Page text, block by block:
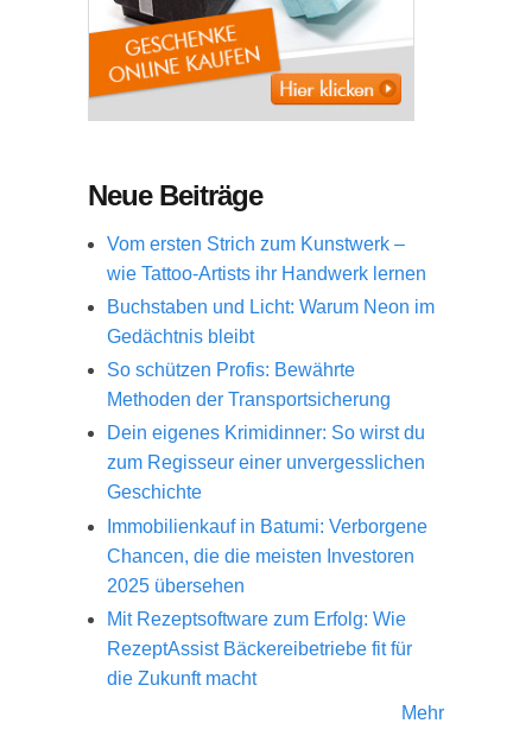
Neue Beiträge
Vom ersten Strich zum Kunstwerk –
wie Tattoo-Artists ihr Handwerk lernen
Buchstaben und Licht: Warum Neon im
Gedächtnis bleibt
So schützen Profis: Bewährte
Methoden der Transportsicherung
Dein eigenes Krimidinner: So wirst du
zum Regisseur einer unvergesslichen
Geschichte
Immobilienkauf in Batumi: Verborgene
Chancen, die die meisten Investoren
2025 übersehen
Mit Rezeptsoftware zum Erfolg: Wie
RezeptAssist Bäckereibetriebe fit für
die Zukunft macht
Mehr